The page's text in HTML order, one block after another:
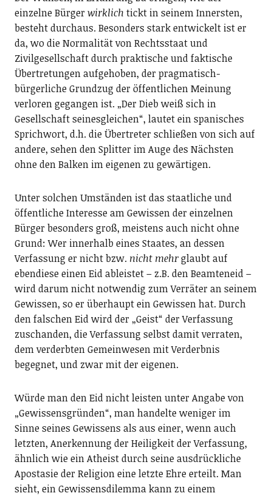
einzelne Bürgerwirklich tickt in seinem Innersten,
besteht durchaus. Besonders stark entwickelt ist er
da, wo die Normalität von Rechtsstaat und
Zivilgesellschaft durch praktische und faktische
Übertretungen aufgehoben, der pragmatisch-
bürgerliche Grundzug der öffentlichen Meinung
verloren gegangen ist. „Der Dieb weiß sich in
Gesellschaft seinesgleichen“, lautet ein spanisches
Sprichwort, d.h. die Übertreter schließen von sich auf
andere, sehen den Splitter im Auge des Nächsten
ohne den Balken im eigenen zu gewärtigen.
Unter solchen Umständen ist das staatliche und
öffentliche Interesse am Gewissen der einzelnen
Bürger besonders groß, meistens auch nicht ohne
Grund: Wer innerhalb eines Staates, an dessen
Verfassung er nicht bzw. nicht mehrglaubt auf
ebendiese einen Eid ableistet – z.B. den Beamteneid –
wird darum nicht notwendig zum Verräter an seinem
Gewissen, so er überhaupt ein Gewissen hat. Durch
den falschen Eid wird der „Geist“ der Verfassung
zuschanden, die Verfassung selbst damit verraten,
dem verderbten Gemeinwesen mit Verderbnis
begegnet, und zwar mit der eigenen.
Würde man den Eid nicht leisten unter Angabe von
„Gewissensgründen“, man handelte weniger im
Sinne seines Gewissens als aus einer, wenn auch
letzten, Anerkennung der Heiligkeit der Verfassung,
ähnlich wie ein Atheist durch seine ausdrückliche
Apostasie der Religion eine letzte Ehre erteilt. Man
sieht, ein Gewissensdilemma kann zu einem